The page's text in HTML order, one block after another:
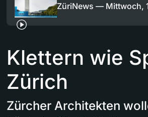
ZüriNews — Mittwoch,
Klettern wie
Zürich
Zürcher Architekten